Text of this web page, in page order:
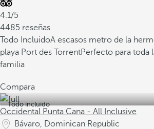
4.1/5
4485 reseñas
Todo IncluidoA escasos metro de la
playa Port des TorrentPerfecto para toda
familia
Compara
Todo incluido
Occidental Punta Cana - All Inclusive
Bávaro, Dominican Republic